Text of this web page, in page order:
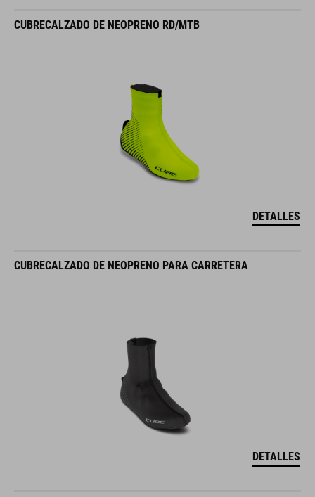
CUBRECALZADO DE NEOPRENO RD/MTB
DETALLES
CUBRECALZADO DE NEOPRENO PARA CARRETERA
DETALLES